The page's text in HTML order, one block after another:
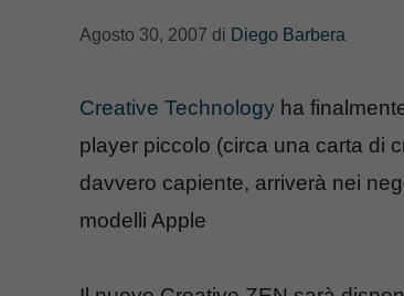
Agosto 30, 2007 di Diego Barbera
Creative Technology ha
player piccolo (circa una carta di
davvero capiente, arriverà nei
modelli Apple